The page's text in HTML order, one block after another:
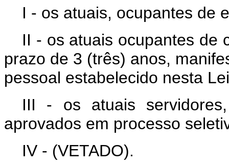
I - os atuais, ocupantes de
II - os atuais ocupantes de
prazo de 3 (três) anos,
pessoal estabelecido nesta
III - os atuais
aprovados em processo
IV - (VETADO).